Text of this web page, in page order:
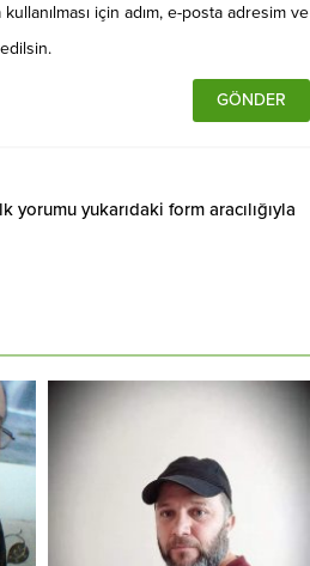
için adım, e-posta adresim ve
yorumu yukarıdaki form aracılığıyla